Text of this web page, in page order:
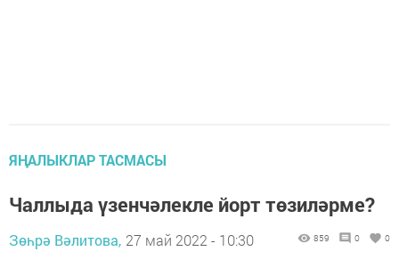
ЯҢАЛЫКЛАР ТАСМАСЫ
Чаллыда үзенчәлекле йорт төзиләрме?
Зөһрә Вәлитова, 27 май 2022 - 10:30 859 0 0